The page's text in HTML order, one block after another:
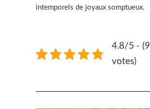
intemporels de joyaux somptueux.
4.8/5 - (9
votes)